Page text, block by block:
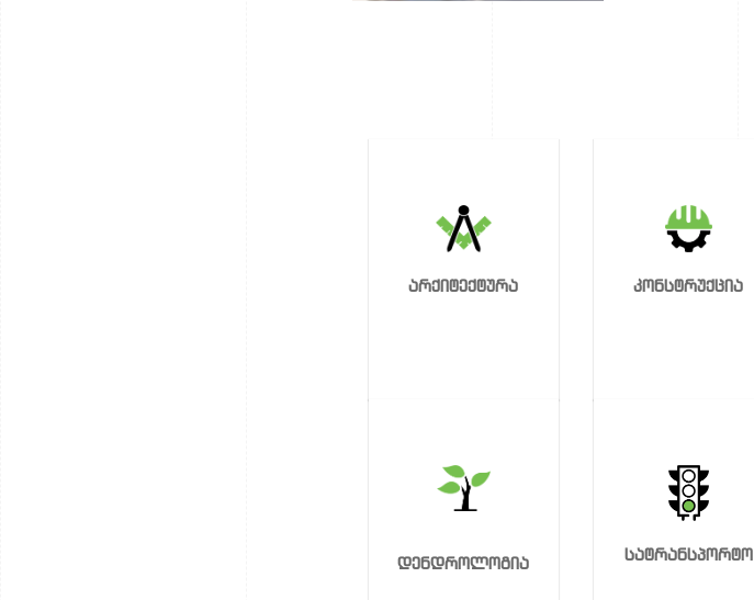
არქიტექტურა კონსტრუქცია
დენდროლოგია სატრანსპორტო